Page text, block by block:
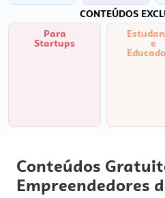
CONTEÚDOS
Para
Startups e
Conteúdos
Empreendedores